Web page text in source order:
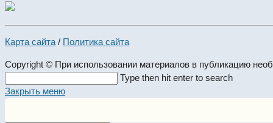
Карта сайта / Политика сайта
Copyright © При использовании материалов в публикацию
this
Type then hit enter to search
Закрыть меню